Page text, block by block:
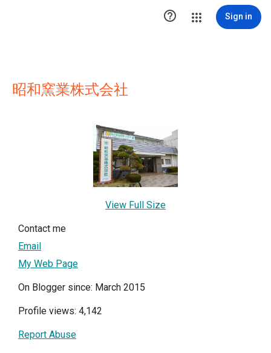
 Sign in
昭和窯業株式会社
View Full Size
Contact me
Email
My Web Page
On Blogger since: March 2015
Profile views: 4,142
Report Abuse